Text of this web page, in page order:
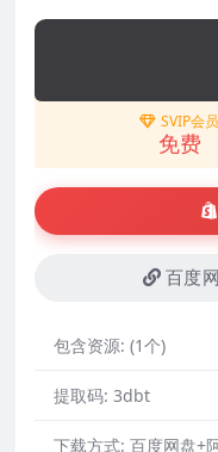
SVIP会员
免费
百度
包含资源: (1个)
提取码: 3dbt
下载方式: 百度网盘+